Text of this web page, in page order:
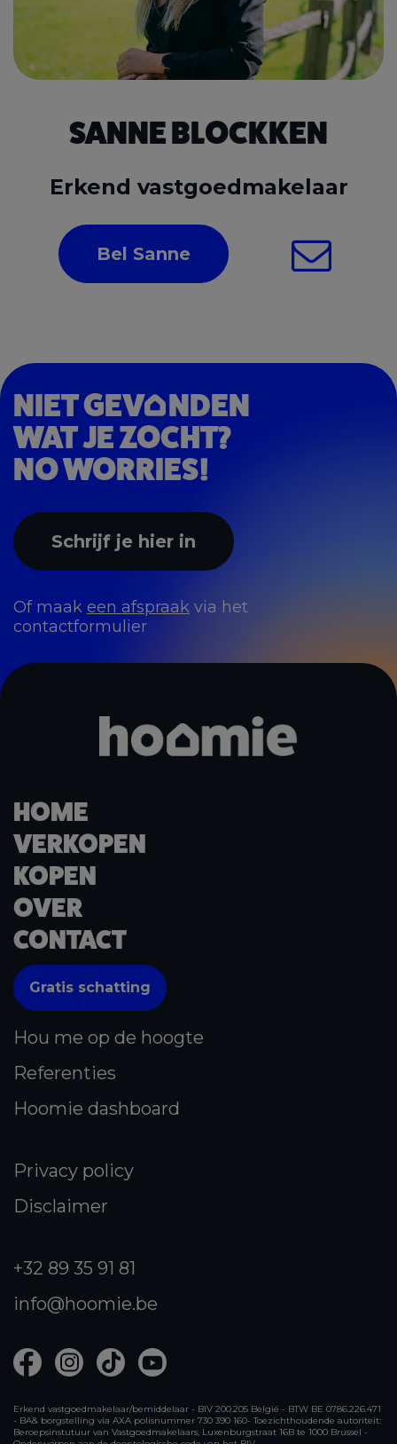
SANNE BLOCKKEN
Erkend vastgoedmakelaar
Bel Sanne
NIET GEV
NDEN
WAT JE ZOCHT?
NO WORRIES!
Of maak een afspraak via het
contactformulier
Schrijf je hier in
HOME
VERKOPEN
KOPEN
OVER
CONTACT
Gratis schatting
Hou me op de hoogte
Referenties
Hoomie dashboard
Privacy policy
Disclaimer
+32 89 35 91 81
info@hoomie.be
Erkend vastgoedmakelaar/bemiddelaar - BIV 200.205 België - BTW BE 0786.226.471
- BA& borgstelling via AXA polisnummer 730 390 160- Toezichthoudende autoriteit:
Beroepsinstutuur van Vastgoedmakelaars, Luxenburgstraat 16B te 1000 Brussel -